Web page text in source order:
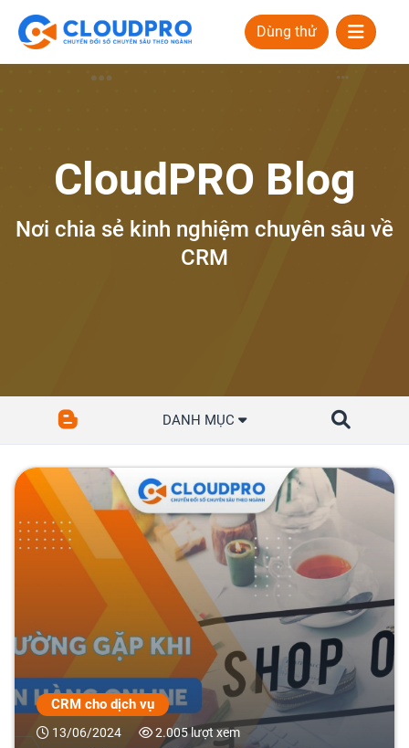
Dùng thử
CloudPRO Blog
Nơi chia sẻ kinh nghiệm chuyên sâu về
CRM
DANH MỤC
CRM cho dịch vụ
13/06/2024 2.005 lượt xem